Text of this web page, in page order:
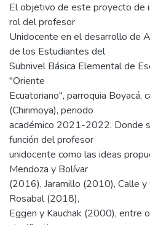
El objetivo de este proyecto de
rol del profesor
Unidocente en el desarrollo de
de los Estudiantes del
Subnivel Básica Elemental de
"Oriente
Ecuatoriano", parroquia Boyacá,
(Chirimoya), periodo
académico 2021-2022. Donde
función del profesor
unidocente como las ideas
Mendoza y Bolívar
(2016), Jaramillo (2010), Calle
Rosabal (2018),
Eggen y Kauchak (2000), entre